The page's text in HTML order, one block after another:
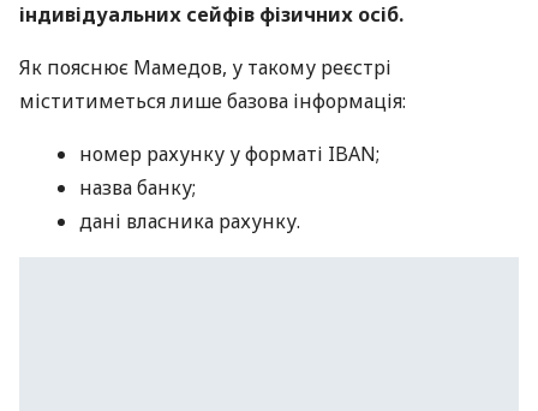
індивідуальних сейфів фізичних осіб.
Як пояснює Мамедов, у такому реєстрі
міститиметься лише базова інформація:
номер рахунку у форматі IBAN;
назва банку;
дані власника рахунку.